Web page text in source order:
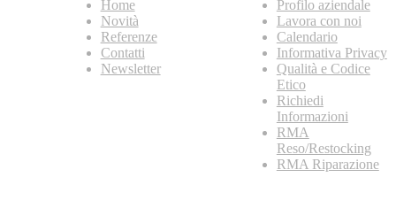
Home
Novità
Referenze
Contatti
Newsletter
Profilo aziendale
Lavora con noi
Calendario
Informativa Privacy
Qualità e Codice
Etico
Richiedi
Informazioni
RMA
Reso/Restocking
RMA Riparazione